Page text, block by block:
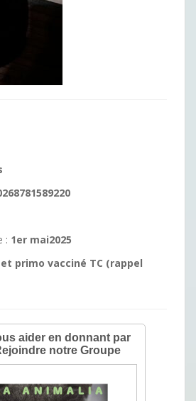
: 1er mai2025
primo vacciné TC (rappel